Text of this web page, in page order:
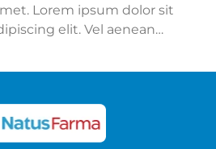
Lorem ipsum dolor sit
elit. Vel aenean
sed platea diam. Porta
sit pharetra mattis leo amet.